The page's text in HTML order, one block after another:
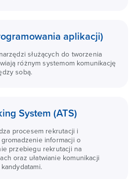
aplikacji)
służących do tworzenia
różnym systemom komunikację
sobą.
System (ATS)
procesem rekrutacji i
informacji o
przebiegu rekrutacji na
oraz ułatwianie komunikacji